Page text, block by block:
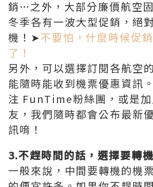
銷…之外，大部分廉價航空
冬季各有一波大型促銷，絕
機！➤不要怕，什麼時候促
了！
另外，可以選擇訂閱各航空
能隨時能收到機票優惠資訊
注 FunTime粉絲團，或是
友，我們隨時都會公布最新
訊唷！
3.不趕時間的話，選擇要轉
一般來說，中間要轉機的機